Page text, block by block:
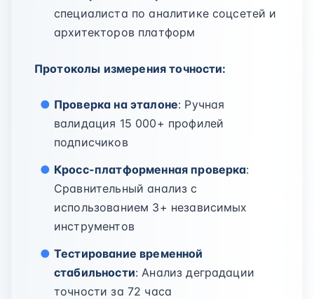
специалиста по аналитике соцсетей и
архитекторов платформ
Протоколы измерения точности:
Проверка на эталоне: Ручная
валидация 15 000+ профилей
подписчиков
Кросс-платформенная проверка:
Сравнительный анализ с
использованием 3+ независимых
инструментов
Тестирование временной
стабильности: Анализ деградации
точности за 72 часа